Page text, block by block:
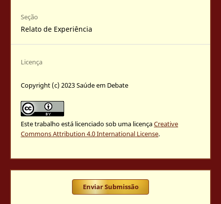
Seção
Relato de Experiência
Licença
Copyright (c) 2023 Saúde em Debate
Este trabalho está licenciado sob uma licençaCreative
Commons Attribution 4.0 International License.
Enviar Submissão